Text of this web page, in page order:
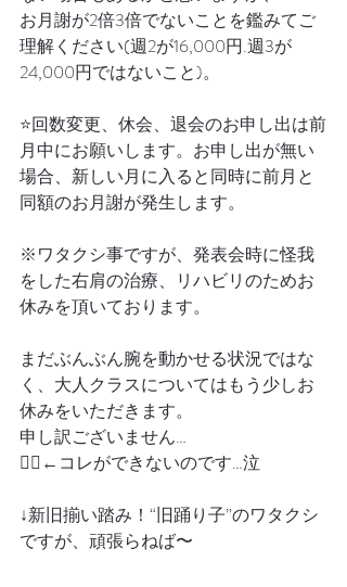
お月謝が2倍3倍でないことを鑑みてご
理解ください(週2が16,000円.週3が
24,000円ではないこと)。
⭐️回数変更、休会、退会のお申し出は前
月中にお願いします。お申し出が無い
場合、新しい月に入ると同時に前月と
同額のお月謝が発生します。
※ワタクシ事ですが、発表会時に怪我
をした右肩の治療、リハビリのためお
休みを頂いております。
まだぶんぶん腕を動かせる状況ではな
く、大人クラスについてはもう少しお
休みをいただきます。
申し訳ございません…
🙋‍♀️←コレができないのです…泣
↓新旧揃い踏み！“旧踊り子”のワタクシ
ですが、頑張らねば〜